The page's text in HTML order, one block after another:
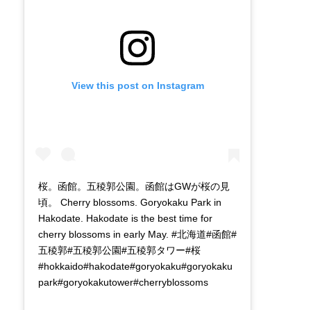
View this post on Instagram
桜。函館。五稜郭公園。函館はGWが桜の見
頃。 Cherry blossoms. Goryokaku Park in
Hakodate. Hakodate is the best time for
cherry blossoms in early May. #北海道#函館#
五稜郭#五稜郭公園#五稜郭タワー#桜
#hokkaido#hakodate#goryokaku#goryokaku
park#goryokakutower#cherryblossoms